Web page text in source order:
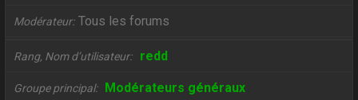
Modérateur Tous les forums
Rang, Nom d’utilisateur redd
Groupe principal Modérateurs généraux